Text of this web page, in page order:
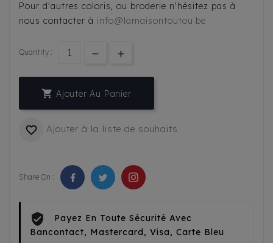
Pour d'autres coloris, ou broderie n'hésitez pas à
nous contacter à info@lamaisontoutou.be
Quantity :
 Ajouter Au Panier
 Ajouter à la liste de souhaits
Share On :
Payez En Toute Sécurité Avec
Bancontact, Mastercard, Visa, Carte Bleu